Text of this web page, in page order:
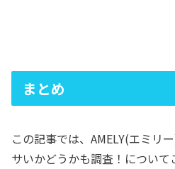
まとめ
この記事では、AMELY(エミリ
サいかどうかも調査！について